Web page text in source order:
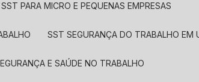
SST PARA MICRO E PEQUENAS EMPRESAS
SST SEGURANÇA DO TRABALHO EM
E SAÚDE NO TRABALHO